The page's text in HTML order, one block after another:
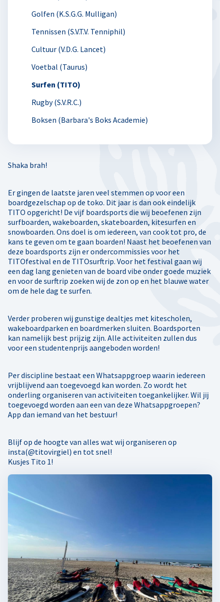
Golfen (K.S.G.G. Mulligan)
Tennissen (S.V.T.V. Tenniphil)
Cultuur (V.D.G. Lancet)
Voetbal (Taurus)
Surfen (TITO)
Rugby (S.V.R.C.)
Boksen (Barbara's Boks Academie)
Shaka brah!
Er gingen de laatste jaren veel stemmen op voor een
boardgezelschap op de toko. Dit jaar is dan ook eindelijk
TITO opgericht! De vijf boardsports die wij beoefenen zijn
surfboarden, wakeboarden, skateboarden, kitesurfen en
snowboarden. Ons doel is om iedereen, van cook tot pro, de
kans te geven om te gaan boarden! Naast het beoefenen van
deze boardsports zijn er ondercommissies voor het
TITOfestival en de TITOsurftrip. Voor het festival gaan wij
een dag lang genieten van de board vibe onder goede muziek
en voor de surftrip zoeken wij de zon op en het blauwe water
om de hele dag te surfen.
Verder proberen wij gunstige dealtjes met kitescholen,
wakeboardparken en boardmerken sluiten. Boardsporten
kan namelijk best prijzig zijn. Alle activiteiten zullen dus
voor een studentenprijs aangeboden worden!
Per discipline bestaat een Whatsappgroep waarin iedereen
vrijblijvend aan toegevoegd kan worden. Zo wordt het
onderling organiseren van activiteiten toegankelijker. Wil jij
toegevoegd worden aan een van deze Whatsappgroepen?
App dan iemand van het bestuur!
Blijf op de hoogte van alles wat wij organiseren op
insta(@titovirgiel) en tot snel!
Kusjes Tito 1!